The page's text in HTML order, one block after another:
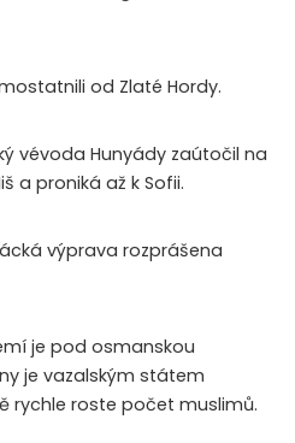
od Zlaté Hordy.
vévoda Hunyády zaútočil na
a proniká až k Sofii.
výprava rozprášena
je pod osmanskou
je vazalským státem
rychle roste počet muslimů.